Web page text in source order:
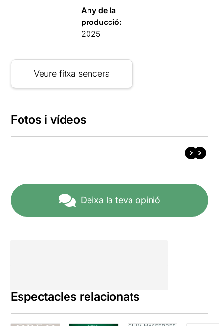
Any de la
producció:
2025
Veure fitxa sencera
Fotos i vídeos
Deixa la teva opinió
Espectacles relacionats